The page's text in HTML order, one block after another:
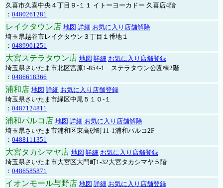
久喜市久喜中央４丁目９-１１ イトーヨーカドー 久喜店4階
： 0480261281
レイクタウン店 地図 詳細 お気に入り店舗解除
埼玉県越谷市レイクタウン３丁目１番地１
： 0489901251
大宮ステラタウン店 地図 詳細 お気に入り店舗登録
埼玉県さいたま市北区宮原1-854-1 ステラタウン公園棟2階
： 0486618366
浦和店 地図 詳細 お気に入り店舗登録
埼玉県さいたま市緑区中尾５１０-１
： 0487124811
浦和パルコ店 地図 詳細 お気に入り店舗解除
埼玉県さいたま市浦和区東高砂町11-1浦和パルコ2F
： 0488111351
大宮タカシマヤ店 地図 詳細 お気に入り店舗登録
埼玉県さいたま市大宮区大門町1-32大宮タカシマヤ５階
： 0486585871
イオンモール与野店 地図 詳細 お気に入り店舗登録